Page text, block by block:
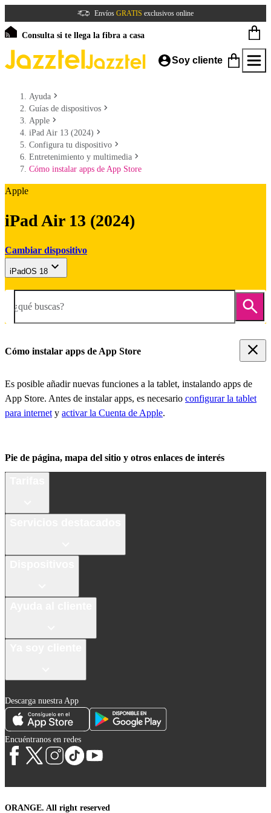
Envíos GRATIS exclusivos online
Consulta si te llega la fibra a casa
Soy cliente
Ayuda
Guías de dispositivos
Apple
iPad Air 13 (2024)
Configura tu dispositivo
Entretenimiento y multimedia
Cómo instalar apps de App Store
Apple
iPad Air 13 (2024)
Cambiar dispositivo
iPadOS 18
¿qué buscas?
Cómo instalar apps de App Store
Es posible añadir nuevas funciones a la tablet, instalando apps de
App Store. Antes de instalar apps, es necesario configurar la tablet
para internet y activar la Cuenta de Apple.
Pie de página, mapa del sitio y otros enlaces de interés
Descarga nuestra App
Encuéntranos en redes
ORANGE. All right reserved